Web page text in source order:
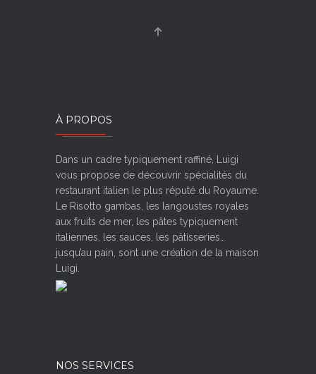
À PROPOS
Dans un cadre typiquement raffiné, Luigi
vous propose de découvrir spécialités du
restaurant italien le plus réputé du Royaume.
Le Risotto gambas, les langoustes royales
aux fruits de mer, les pâtes typiquement
italiennes, les sauces, les pâtisseries…
jusqu’au pain, sont une création de la maison
Luigi.
NOS SERVICES